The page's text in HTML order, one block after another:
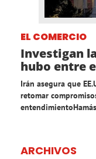
EL COMERCIO
Investigan
hubo entre
Irán asegura que
retomar
ARCHIVOS